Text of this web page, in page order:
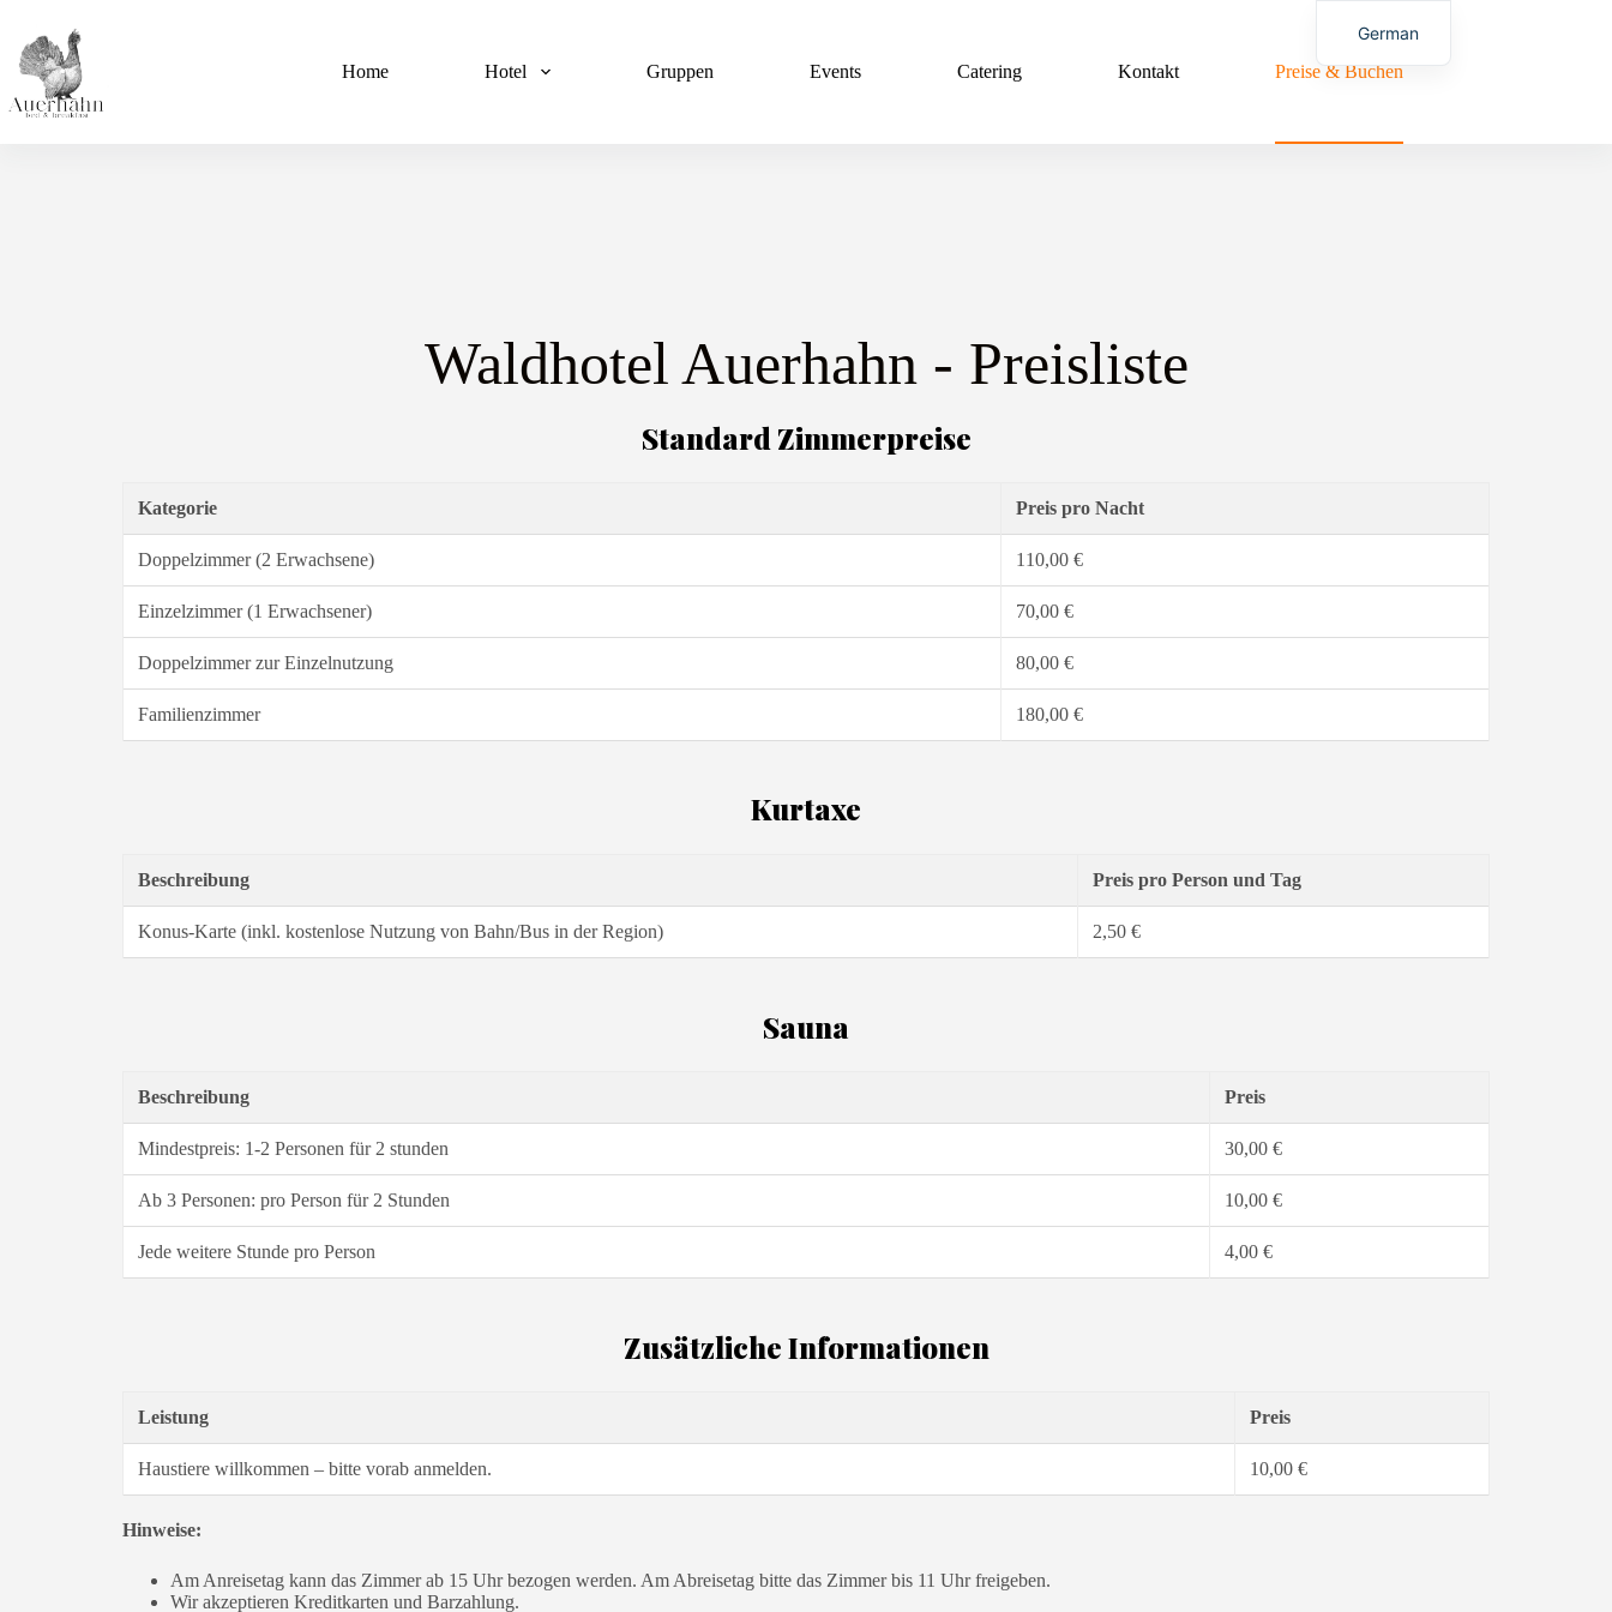
Home Hotel Gruppen Events Catering Kontakt Preise & Buchen
Waldhotel Auerhahn - Preisliste
Standard Zimmerpreise
Kategorie Preis pro Nacht
Doppelzimmer (2 Erwachsene) 110,00 €
Einzelzimmer (1 Erwachsener) 70,00 €
Doppelzimmer zur Einzelnutzung 80,00 €
Familienzimmer 180,00 €
Kurtaxe
Beschreibung Preis pro Person und Tag
Konus-Karte (inkl. kostenlose Nutzung von Bahn/Bus in der Region) 2,50 €
Sauna
Beschreibung Preis
Mindestpreis: 1-2 Personen für 2 stunden 30,00 €
Ab 3 Personen: pro Person für 2 Stunden 10,00 €
Jede weitere Stunde pro Person 4,00 €
Zusätzliche Informationen
Leistung Preis
Haustiere willkommen – bitte vorab anmelden. 10,00 €
Hinweise:
Am Anreisetag kann das Zimmer ab 15 Uhr bezogen werden. Am Abreisetag bitte das Zimmer bis 11 Uhr freigeben.
Wir akzeptieren Kreditkarten und Barzahlung.
German
English